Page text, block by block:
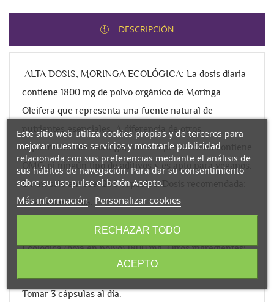
DESCRIPCIÓN
ALTA DOSIS, MORINGA ECOLÓGICA: La dosis diaria
contiene 1800 mg de polvo orgánico de Moringa
Oleifera que representa una fuente natural de
nutrientes esenciales. A diferencia de otros
suplementos de moringa, nuestro producto no contiene
OMG ni ningún tipo de aditivos y es apto para veganos.
En un solo envase: 260 cápsulas. Dosis recomendada:
3 cápsulas al día.
Ingredientes por dosis (3 cápsulas): Moringa Oleífera
Ecológica (hoja en polvo) 1800 mg. Otros ingredientes:
cápsula vegetal (HPMC).
Tomar 3 cápsulas al día.
Este sitio web utiliza cookies propias y de terceros para
mejorar nuestros servicios y mostrarle publicidad
relacionada con sus preferencias mediante el análisis de
sus hábitos de navegación. Para dar su consentimiento
sobre su uso pulse el botón Acepto.
Más información Personalizar cookies
RECHAZAR TODO
ACEPTO